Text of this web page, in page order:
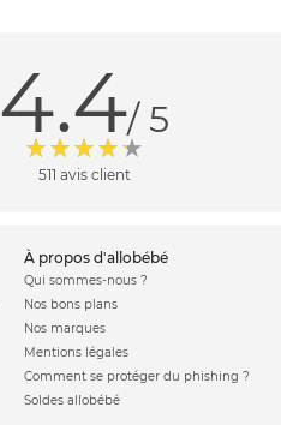
4.4/ 5
511 avis client
à propos d'allobébé
Qui sommes-nous ?
Nos bons plans
Nos marques
Mentions légales
Comment se protéger du phishing ?
Soldes allobébé